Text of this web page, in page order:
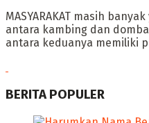
MASYARAKAT masih
antara kambing dan
antara keduanya memiliki
BERITA POPULER